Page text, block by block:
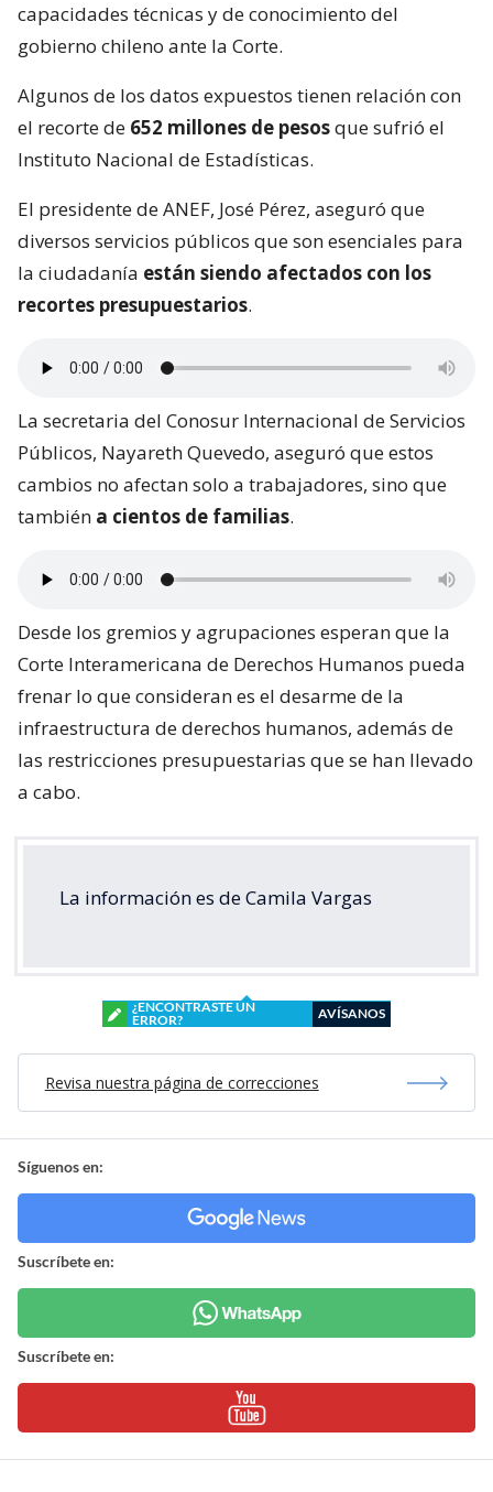
capacidades técnicas y de conocimiento del
gobierno chileno ante la Corte.
Algunos de los datos expuestos tienen relación con
el recorte de 652 millones de pesosque sufrió el
Instituto Nacional de Estadísticas.
El presidente de ANEF, José Pérez, aseguró que
diversos servicios públicos que son esenciales para
la ciudadanía están siendo afectados con los
recortes presupuestarios.
La secretaria del Conosur Internacional de Servicios
Públicos, Nayareth Quevedo, aseguró que estos
cambios no afectan solo a trabajadores, sino que
también a cientos de familias.
Desde los gremios y agrupaciones esperan que la
Corte Interamericana de Derechos Humanos pueda
frenar lo que consideran es el desarme de la
infraestructura de derechos humanos, además de
las restricciones presupuestarias que se han llevado
a cabo.
La información es de Camila Vargas
¿ENCONTRASTE UN
ERROR?
AVÍSANOS
Revisa nuestra página de correcciones
Síguenos en:
Suscríbete en:
Suscríbete en: